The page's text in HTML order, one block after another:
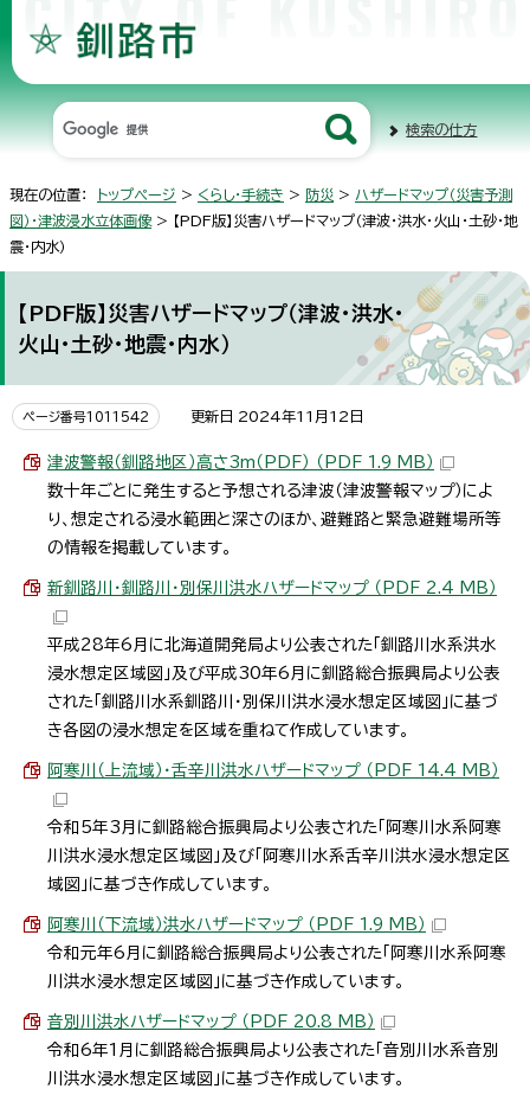
検索の仕方
現在の位置： トップページ > くらし・手続き > 防災 > ハザードマップ（災害予測
図）・津波浸水立体画像 > 【PDF版】災害ハザードマップ（津波・洪水・火山・土砂・地
震・内水）
【PDF版】災害ハザードマップ（津波・洪水・
火山・土砂・地震・内水）
ページ番号1011542 更新日 2024年11月12日
津波警報（釧路地区）高さ3m（PDF） （PDF 1.9 MB）
数十年ごとに発生すると予想される津波（津波警報マップ）によ
り、想定される浸水範囲と深さのほか、避難路と緊急避難場所等
の情報を掲載しています。
新釧路川・釧路川・別保川洪水ハザードマップ （PDF 2.4 MB）
平成28年6月に北海道開発局より公表された「釧路川水系洪水
浸水想定区域図」及び平成30年6月に釧路総合振興局より公表
された「釧路川水系釧路川・別保川洪水浸水想定区域図」に基づ
き各図の浸水想定を区域を重ねて作成しています。
阿寒川（上流域）・舌辛川洪水ハザードマップ （PDF 14.4 MB）
令和5年3月に釧路総合振興局より公表された「阿寒川水系阿寒
川洪水浸水想定区域図」及び「阿寒川水系舌辛川洪水浸水想定区
域図」に基づき作成しています。
阿寒川（下流域）洪水ハザードマップ （PDF 1.9 MB）
令和元年6月に釧路総合振興局より公表された「阿寒川水系阿寒
川洪水浸水想定区域図」に基づき作成しています。
音別川洪水ハザードマップ （PDF 20.8 MB）
令和6年1月に釧路総合振興局より公表された「音別川水系音別
川洪水浸水想定区域図」に基づき作成しています。